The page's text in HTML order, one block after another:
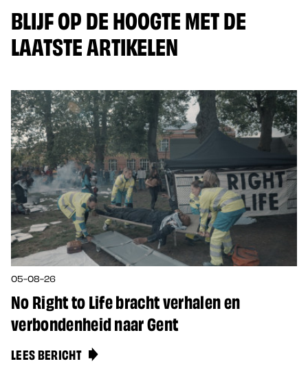
BLIJF OP DE HOOGTE MET DE
LAATSTE ARTIKELEN
05-08-26
No Right to Life bracht verhalen en
verbondenheid naar Gent
LEES BERICHT